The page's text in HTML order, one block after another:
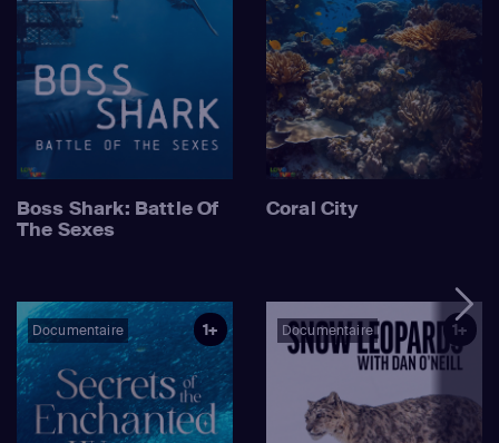
Boss Shark: Battle Of
The Sexes
Coral City
Documentaire 1+ Documentaire 1+